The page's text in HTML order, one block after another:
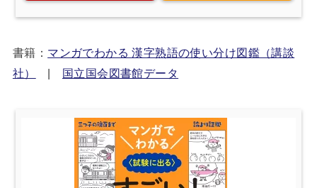
書籍： マンガでわかる 漢字熟語の使い分け図鑑（講談
社）
国立国会図書館データ